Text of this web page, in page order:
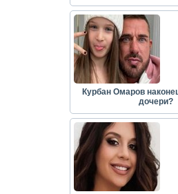
Курбан Омаров
дочери?